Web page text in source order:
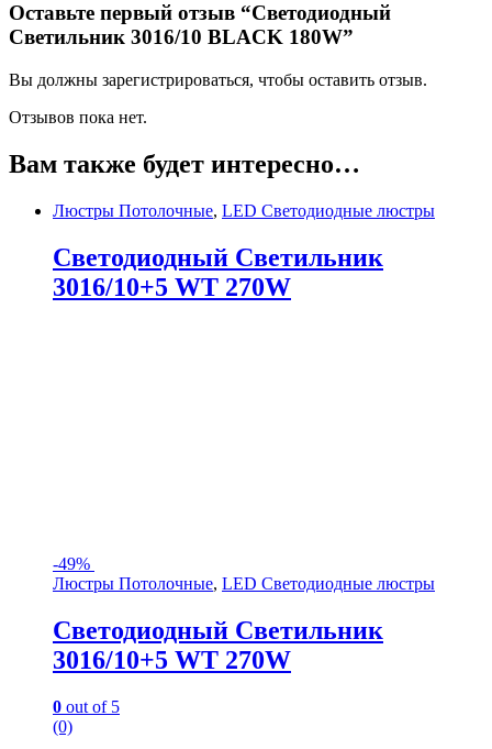
Оставьте первый отзыв “Светодиодный
Светильник 3016/10 BLACK 180W”
Вы должны зарегистрироваться, чтобы оставить отзыв.
Отзывов пока нет.
Вам также будет интересно…
Люстры Потолочные, LED Светодиодные люстры
Светодиодный Светильник
3016/10+5 WT 270W
-49%
Люстры Потолочные, LED Светодиодные люстры
Светодиодный Светильник
3016/10+5 WT 270W
0 out of 5
(0)